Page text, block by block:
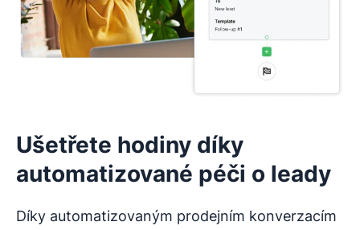
Ušetřete hodiny díky
automatizované péči o leady
Díky automatizovaným prodejním konverzacím